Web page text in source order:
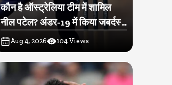
कौन है ऑस्ट्रेलिया टीम में शामिल
नील पटेल? अंडर-19 में किया जबर्दस्त
प्रदर्शन
Aug 4, 2026 104Views